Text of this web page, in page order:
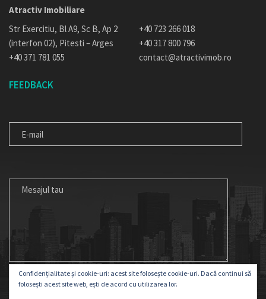
Atractiv Imobiliare
Str Exercitiu, Bl A9, Sc B, Ap 2
(interfon 02), Pitesti – Arges
+40 371 781 055
+40 723 266 018
+40 317 800 796
contact@atractivimob.ro
FEEDBACK
MAIL
TAU
Confidențialitate și cookie-uri: acest site folosește cookie-uri. Dacă continui să
folosești acest site web, ești de acord cu utilizarea lor.